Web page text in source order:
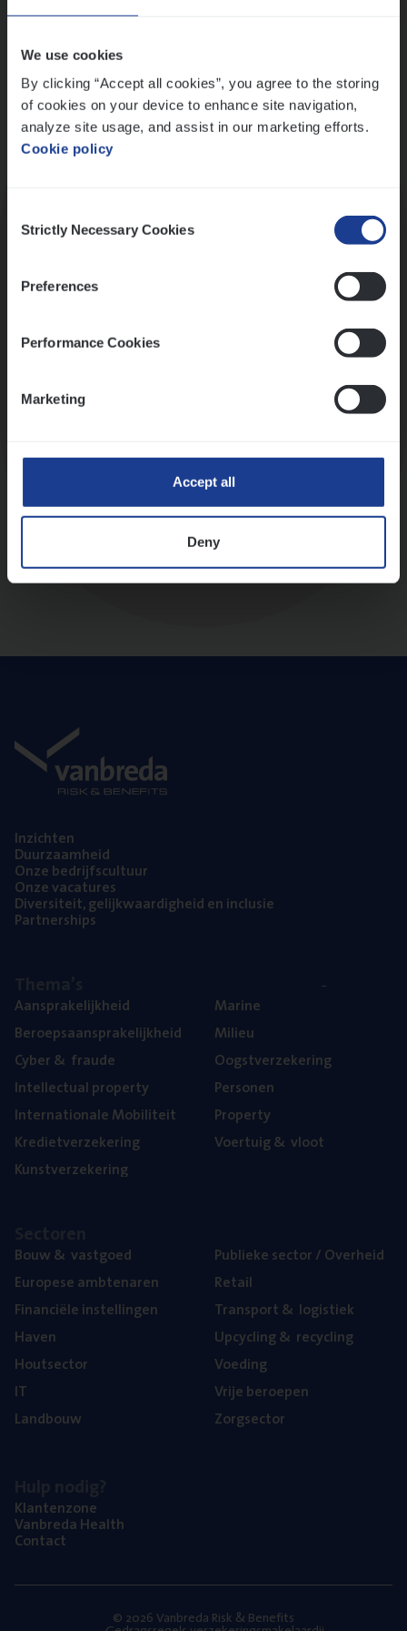
We use cookies
By clicking “Accept all cookies”, you agree to the storing
of cookies on your device to enhance site navigation,
analyze site usage, and assist in our marketing efforts.
Cookie policy
Selection
Strictly Necessary Cookies
Preferences
Performance Cookies
Marketing
Accept all
Deny
Inzich­ten
Duur­zaam­heid
Onze bedrijfs­cul­tuur
Onze vaca­tu­res
Diver­si­teit, gelijk­waar­dig­heid en inclusie
Part­ner­ships
Aan­spra­ke­lijk­heid
Beroeps­aan­spra­ke­lijk­heid
Cyber& fraude
Intel­lec­tu­al property
Inter­na­ti­o­na­le Mobiliteit
Kre­diet­ver­ze­ke­ring
Kunst­ver­ze­ke­ring
Mari­ne
Mili­eu
Oogst­ver­ze­ke­ring
Per­so­nen
Pro­per­ty
Voer­tuig& vloot
Bouw& vastgoed
Euro­pe­se ambtenaren
Finan­ci­ë­le instellingen
Haven
Hout­sec­tor
IT
Land­bouw
Publie­ke sec­tor / Overheid
Retail
Trans­port& logistiek
Upcy­cling& recycling
Voe­ding
Vrije beroe­pen
Zorg­sec­tor
Klan­ten­zo­ne
Van­b­re­da Health
Con­tact
© 2026 Vanbreda Risk & Benefits